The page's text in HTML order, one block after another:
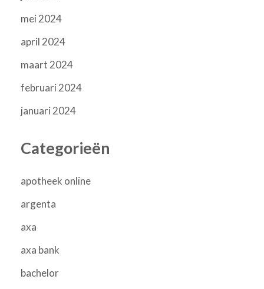
mei 2024
april 2024
maart 2024
februari 2024
januari 2024
Categorieën
apotheek online
argenta
axa
axa bank
bachelor